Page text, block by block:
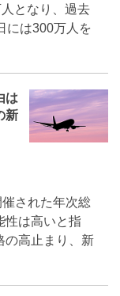
となり、過去
には300万人を
は
新
された年次総
性は高いと指
の高止まり、新